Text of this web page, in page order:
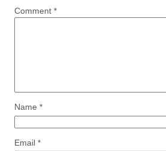
Comment *
Name *
Email *